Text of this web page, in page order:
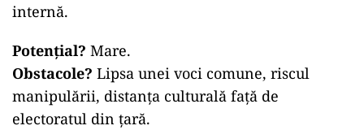
internă.
Potențial? Mare.
Obstacole? Lipsa unei voci comune, riscul
manipulării, distanța culturală față de
electoratul din țară.